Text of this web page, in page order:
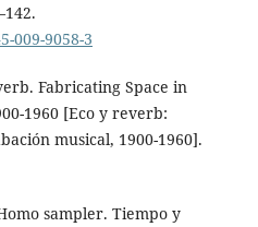
009-9058-3
Fabricating Space in
1960 [Eco y reverb:
musical, 1900-1960].
sampler. Tiempo y